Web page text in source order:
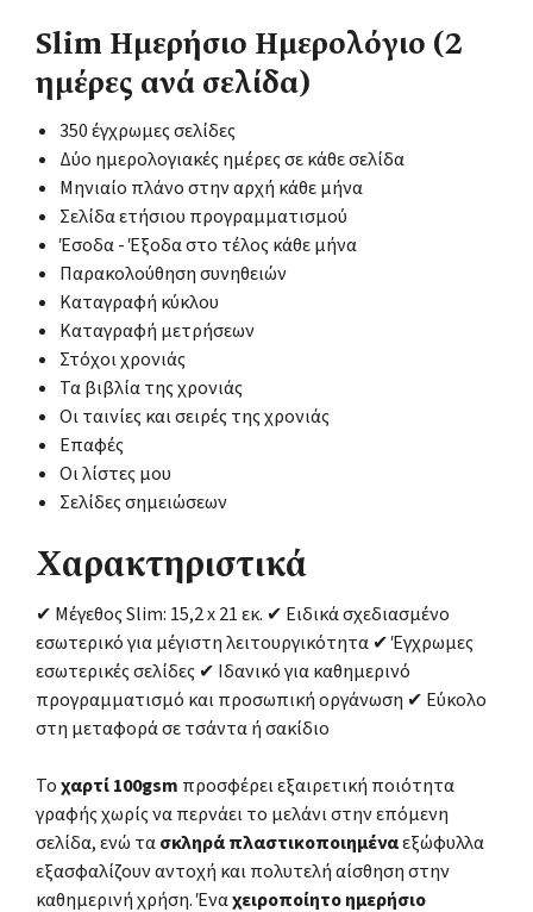
Slim Ημερήσιο Ημερολόγιο (2
ημέρες ανά σελίδα)
350 έγχρωμες σελίδες
Δύο ημερολογιακές ημέρες σε κάθε σελίδα
Μηνιαίο πλάνο στην αρχή κάθε μήνα
Σελίδα ετήσιου προγραμματισμού
Έσοδα - Έξοδα στο τέλος κάθε μήνα
Παρακολούθηση συνηθειών
Καταγραφή κύκλου
Καταγραφή μετρήσεων
Στόχοι χρονιάς
Τα βιβλία της χρονιάς
Οι ταινίες και σειρές της χρονιάς
Επαφές
Οι λίστες μου
Σελίδες σημειώσεων
Χαρακτηριστικά
✔ Μέγεθος Slim: 15,2 x 21 εκ. ✔ Ειδικά σχεδιασμένο
εσωτερικό για μέγιστη λειτουργικότητα ✔ Έγχρωμες
εσωτερικές σελίδες ✔ Ιδανικό για καθημερινό
προγραμματισμό και προσωπική οργάνωση ✔ Εύκολο
στη μεταφορά σε τσάντα ή σακίδιο
Τοχαρτί 100gsm προσφέρει εξαιρετική ποιότητα
γραφής χωρίς να περνάει το μελάνι στην επόμενη
σελίδα, ενώ τασκληρά πλαστικοποιημέναεξώφυλλα
εξασφαλίζουν αντοχή και πολυτελή αίσθηση στην
καθημερινή χρήση. Έναχειροποίητο ημερήσιο